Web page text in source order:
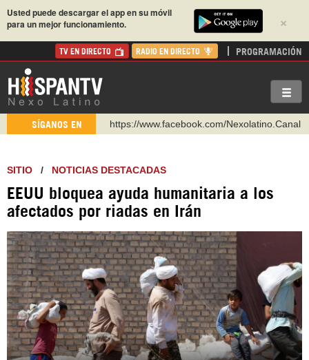
×
Usted puede descargar el app en su móvil
para un mejor funcionamiento.
TV EN DIRECTO RADIO EN DIRECTO PROGRAMACIÓN
SÍGANOS EN
https://www.facebook.com/Nexolatino.Canal
https://www.youtube.com/@nexo_latino
https://t.me/hispantvcanal
https://urmedium.com/c/hispantv
WhatsApp y Viber: +98 921 79 29 404
Instagram como: hispan_tv
SITIO / NOTICIAS DESTACADAS
EEUU bloquea ayuda humanitaria a los
afectados por riadas en Irán